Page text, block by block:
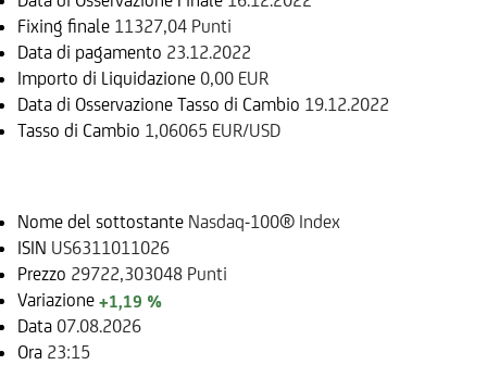
Fixing finale 11327,04 Punti
Data di pagamento 23.12.2022
Importo di Liquidazione 0,00 EUR
Data di Osservazione Tasso di Cambio 19.12.2022
Tasso di Cambio 1,06065 EUR/USD
Nome del sottostante Nasdaq-100® Index
ISIN US6311011026
Prezzo 29722,303048 Punti
Variazione +1,19 %
Data 07.08.2026
Ora 23:15